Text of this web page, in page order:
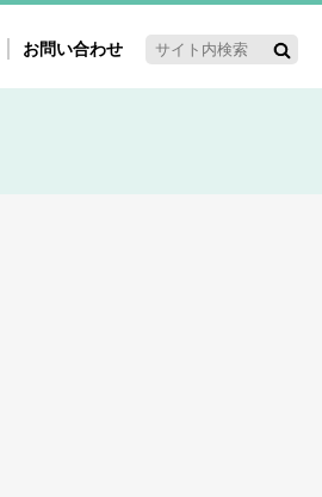
お問い合わせ